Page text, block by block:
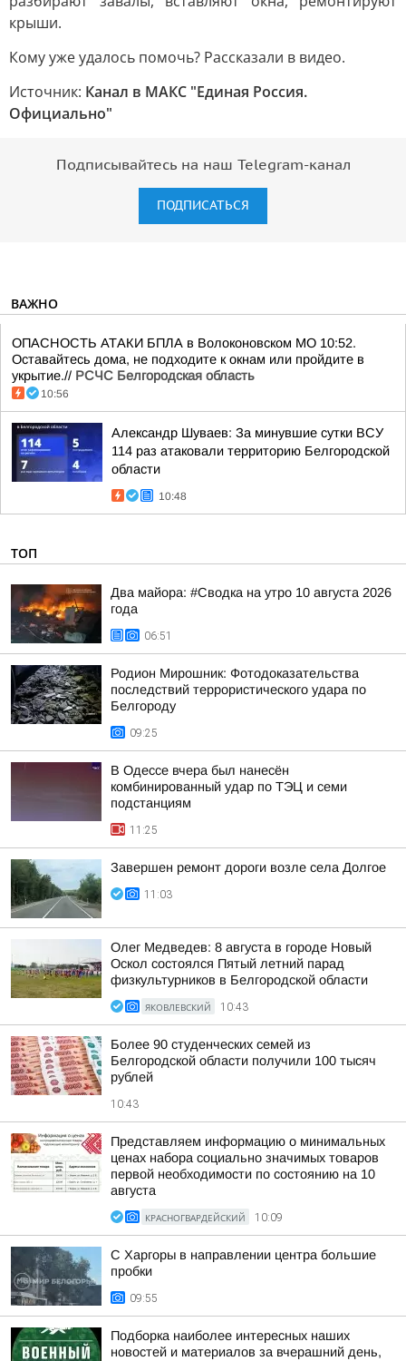
крыши.
Кому уже удалось помочь? Рассказали в видео.
Источник: Канал в МАКС "Единая Россия.
Официально"
Подписывайтесь на наш Telegram-канал
ПОДПИСАТЬСЯ
ВАЖНО
ОПАСНОСТЬ АТАКИ БПЛА в Волоконовском МО 10:52.
Оставайтесь дома, не подходите к окнам или пройдите в
укрытие.// РСЧС Белгородская область
10:56
Александр Шуваев: За минувшие сутки ВСУ
114 раз атаковали территорию Белгородской
области
10:48
ТОП
Два майора: #Сводка на утро 10 августа 2026
года
06:51
Родион Мирошник: Фотодоказательства
последствий террористического удара по
Белгороду
09:25
В Одессе вчера был нанесён
комбинированный удар по ТЭЦ и семи
подстанциям
11:25
Завершен ремонт дороги возле села Долгое
11:03
Олег Медведев: 8 августа в городе Новый
Оскол состоялся Пятый летний парад
физкультурников в Белгородской области
ЯКОВЛЕВСКИЙ 10:43
Более 90 студенческих семей из
Белгородской области получили 100 тысяч
рублей
10:43
Представляем информацию о минимальных
ценах набора социально значимых товаров
первой необходимости по состоянию на 10
августа
КРАСНОГВАРДЕЙСКИЙ 10:09
С Харгоры в направлении центра большие
пробки
09:55
Подборка наиболее интересных наших
новостей и материалов за вчерашний день,